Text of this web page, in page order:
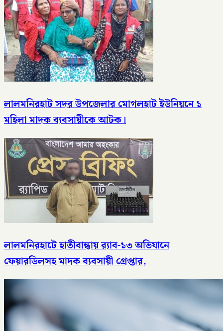
লালমনিরহাট সদর উপজেলার মোগলহাট ইউনিয়নে ১
মহিলা মাদক ব্যবসায়ীকে আটক।
লালমনিরহাটে হাতীবান্ধায় র‌্যাব-১৩ অভিযানে
ফেয়ারডিলসহ মাদক ব্যবসায়ী গ্রেপ্তার,